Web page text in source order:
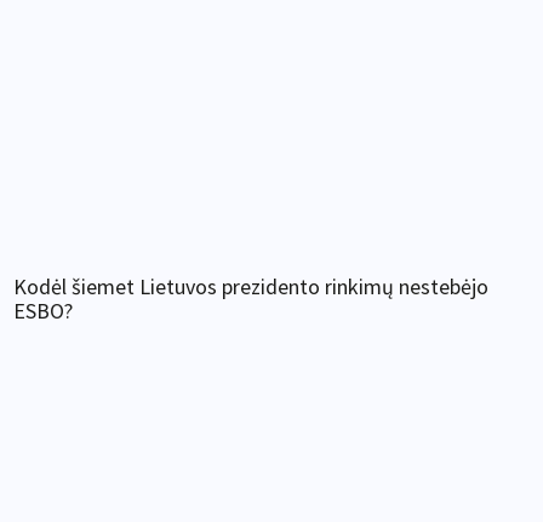
Kodėl šiemet Lietuvos prezidento rinkimų nestebėjo
ESBO?